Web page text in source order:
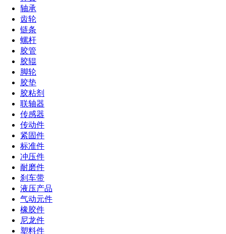
轴承
齿轮
链条
螺杆
胶管
胶辊
脚轮
胶垫
胶粘剂
联轴器
传感器
传动件
紧固件
标准件
冲压件
耐磨件
刹车带
液压产品
气动元件
橡胶件
尼龙件
塑料件